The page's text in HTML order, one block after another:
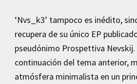
‘Nvs_k3’ tampoco es inédito,
recupera de su único EP
pseudónimo Prospettiva Nevskij.
continuación del tema anterior,
atmósfera minimalista en un